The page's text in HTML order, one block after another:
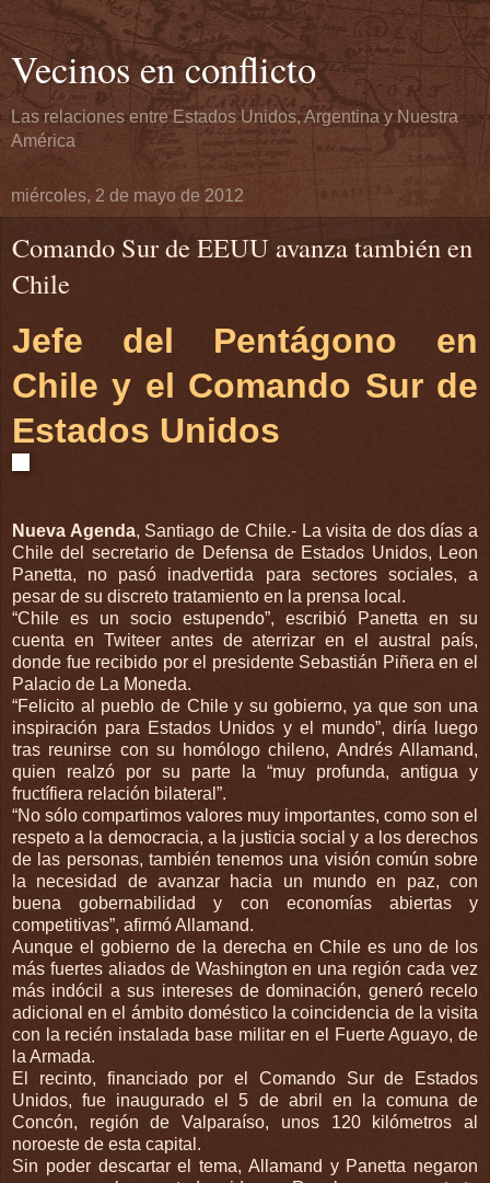
Vecinos en conflicto
Las relaciones entre Estados Unidos, Argentina y Nuestra
América
miércoles, 2 de mayo de 2012
Comando Sur de EEUU avanza también en
Chile
Jefe del Pentágono en
Chile y el Comando Sur de
Estados Unidos
Nueva Agenda, Santiago de Chile.- La visita de dos días a
Chile del secretario de Defensa de Estados Unidos, Leon
Panetta, no pasó inadvertida para sectores sociales, a
pesar de su discreto tratamiento en la prensa local.
“Chile es un socio estupendo”, escribió Panetta en su
cuenta en Twiteer antes de aterrizar en el austral país,
donde fue recibido por el presidente Sebastián Piñera en el
Palacio de La Moneda.
“Felicito al pueblo de Chile y su gobierno, ya que son una
inspiración para Estados Unidos y el mundo”, diría luego
tras reunirse con su homólogo chileno, Andrés Allamand,
quien realzó por su parte la “muy profunda, antigua y
fructífiera relación bilateral”.
“No sólo compartimos valores muy importantes, como son el
respeto a la democracia, a la justicia social y a los derechos
de las personas, también tenemos una visión común sobre
la necesidad de avanzar hacia un mundo en paz, con
buena gobernabilidad y con economías abiertas y
competitivas”, afirmó Allamand.
Aunque el gobierno de la derecha en Chile es uno de los
más fuertes aliados de Washington en una región cada vez
más indócil a sus intereses de dominación, generó recelo
adicional en el ámbito doméstico la coincidencia de la visita
con la recién instalada base militar en el Fuerte Aguayo, de
la Armada.
El recinto, financiado por el Comando Sur de Estados
Unidos, fue inaugurado el 5 de abril en la comuna de
Concón, región de Valparaíso, unos 120 kilómetros al
noroeste de esta capital.
Sin poder descartar el tema, Allamand y Panetta negaron